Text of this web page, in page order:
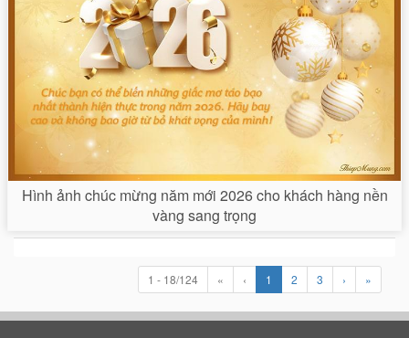
Hình ảnh chúc mừng năm mới 2026 cho khách hàng nền
vàng sang trọng
1 - 18/124 « ‹ 1 2 3 › »